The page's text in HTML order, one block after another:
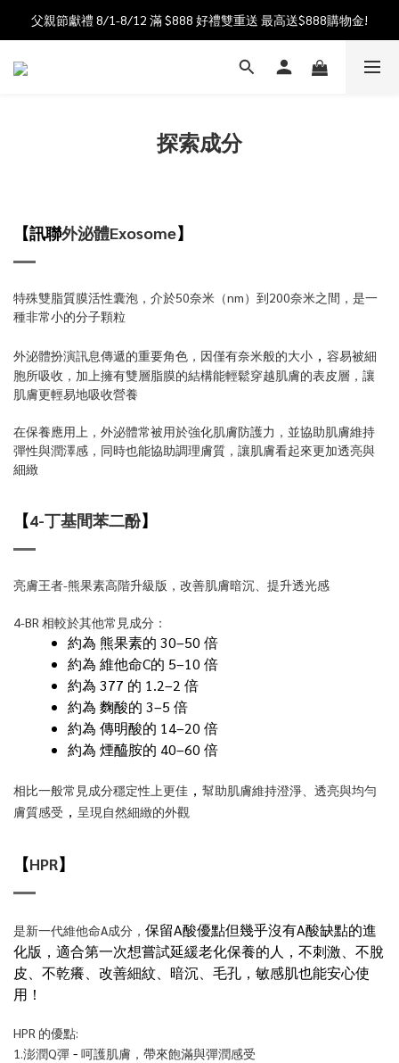
加入會員送$100購物金  加入LINE社群享優惠價
父親節獻禮 8/1-8/12 滿 $888 好禮雙重送 最高送$888購物金!
加入會員送$100購物金  加入LINE社群享優惠價
探索成分
【訊聯外泌體Exosome】
特殊雙脂質膜活性囊泡，介於50奈米（nm）到200奈米之間，是一
種非常小的分子顆粒
外泌體扮演訊息傳遞的重要角色，因僅有奈米般的大小 ， 容易被細
胞所吸收，加上擁有雙層脂膜的結構能輕鬆穿越肌膚的表皮層，讓
肌膚更輕易地吸收營養
在保養應用上，外泌體常被用於強化肌膚防護力，並協助肌膚維持
彈性與潤澤感，同時也能協助調理膚質，讓肌膚看起來更加透亮與
細緻
【4-丁基間苯二酚】
亮膚王者-熊果素高階升級版，改善肌膚暗沉、提升透光感
4-BR 相較於其他常見成分：
約為 熊果素的 30–50 倍
約為 維他命C的 5–10 倍
約為 377 的 1.2–2 倍
約為 麴酸的 3–5 倍
約為 傳明酸的 14–20 倍
約為 煙醯胺的 40–60 倍
相比一般常見成分穩定性上更佳 ， 幫助肌膚維持澄淨、透亮與均勻
膚質感受 ， 呈現自然細緻的外觀
【HPR】
是新一代維他命A成分， 保留A酸優點但幾乎沒有A酸缺點的進
化版，適合第一次想嘗試延緩老化保養的人 ， 不刺激、不脫
皮、不乾癢
改善細紋、暗沉、毛孔 ， 敏感肌也能安心使
用！
HPR 的優點:
1.澎潤Q彈 - 呵護肌膚，帶來飽滿與彈潤感受